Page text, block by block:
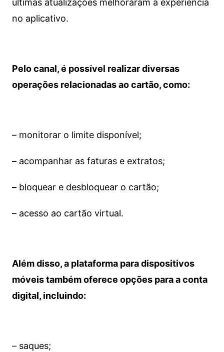
últimas atualizações melhoraram a experiência
no aplicativo.
Pelo canal, é possível realizar diversas
operações relacionadas ao cartão, como:
– monitorar o limite disponível;
– acompanhar as faturas e extratos;
– bloquear e desbloquear o cartão;
– acesso ao cartão virtual.
Além disso, a plataforma para dispositivos
móveis também oferece opções para a conta
digital, incluindo:
– saques;